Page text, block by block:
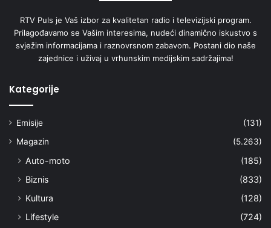
RTV Puls je Vaš izbor za kvalitetan radio i televizijski program.
Prilagođavamo se Vašim interesima, nudeći dinamično iskustvo s
svježim informacijama i raznovrsnom zabavom. Postani dio naše
zajednice i uživaj u vrhunskim medijskim sadržajima!
Kategorije
Emisije
(131)
Magazin
(5.263)
Auto-moto
(185)
Biznis
(833)
Kultura
(128)
Lifestyle
(724)